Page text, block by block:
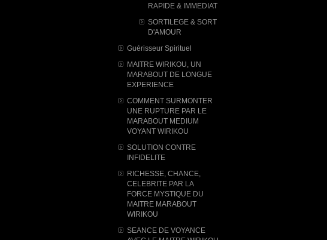
RAPIDE & IMMEDIAT
SORTILEGE & SORT
D'AMOUR
Guérisseur Spirituel
MAITRE WIRIKOU, UN
MARABOUT DE LONGUE
EXPERIENCE
COMMENT SURMONTER
UNE RUPTURE PAR LE
MARABOUT MEDIUM
VOYANT WIRIKOU
SOLUTION CONTRE
INFIDELITE
RICHESSE, CHANCE,
CELEBRITE PAR LA
FORCE MYSTIQUE DU
MAITRE MARABOUT
WIRIKOU
SEANCE DE VOYANCE